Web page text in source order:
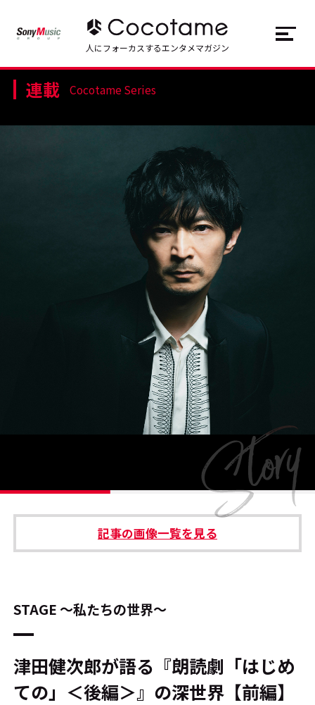
トップ Top
About
#エンタメ業界のちょっといい話
#サステナブルな取り組み #スタッフが語る
#リクルート
運営会社 プライバシーポリシー
本サイトご利用にあたって Cookie Settings
JP EN
人にフォーカスするエンタメマガジン
連載 Cocotame Series
記事の画像一覧を見る
STAGE ～私たちの世界～
津田健次郎が語る『朗読劇「はじめ
ての」＜後編＞』の深世界【前編】